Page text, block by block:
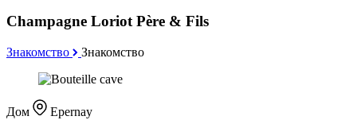
Champagne Loriot Père & Fils
Знакомство Знакомство
Дом Epernay